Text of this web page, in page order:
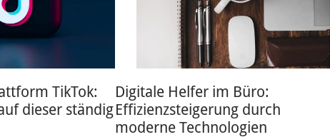
TikTok:
dieser ständig
Digitale Helfer im Büro:
Effizienzsteigerung durch
moderne Technologien